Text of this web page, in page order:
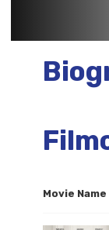
Movie Name